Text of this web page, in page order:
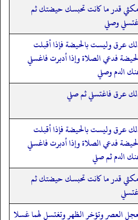
قدر ما كانت تحبسك حيضتك ثم
وصلي
عرق وليست بالحيضة فإذا أقبلت
فدعي الصلاة وإذا أدبرت فاغسلي
الدم وصلي
عرق فاغتسلي ثم صلي
عرق وليست بالحيضة فإذا أقبلت
فدعي الصلاة وإذا أدبرت فاغسلي
الدم ثم صلي
قدر ما كانت تحبسك حيضتك ثم
العصر وتؤخر الظهر وتغتسل لهما غسلا